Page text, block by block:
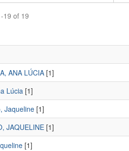
19 of 19
ANA LÚCIA[1]
Lúcia[1]
Jaqueline[1]
JAQUELINE[1]
[1]